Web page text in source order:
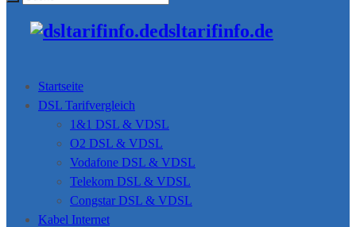
dsltarifinfo.de
Startseite
DSL Tarifvergleich
1&1 DSL & VDSL
O2 DSL & VDSL
Vodafone DSL & VDSL
Telekom DSL & VDSL
Congstar DSL & VDSL
Kabel Internet